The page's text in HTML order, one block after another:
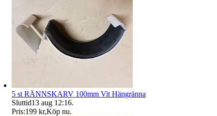
5 st RÄNNSKARV 100mm Vit Hängränna
Sluttid13 aug 12:16.
Pris:199 kr,Köp nu.